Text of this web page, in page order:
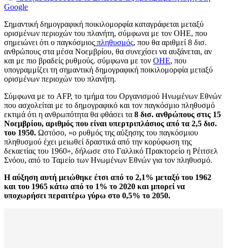
Google
Σημαντική δημογραφική ποικιλομορφία καταγράφεται μεταξύ
ορισμένων περιοχών του πλανήτη, σύμφωνα με τον ΟΗΕ, που
σημειώνει ότι ο παγκόσμιος πληθυσμός, που θα αριθμεί 8 δισ.
ανθρώπους στα μέσα Νοεμβρίου, θα συνεχίσει να αυξάνεται, αν
και με πιο βραδείς ρυθμούς. σύμφωνα με τον ΟΗΕ, που
υπογραμμίζει τη σημαντική δημογραφική ποικιλομορφία μεταξύ
ορισμένων περιοχών του πλανήτη.
Σύμφωνα με το AFP, το τμήμα του Οργανισμού Ηνωμένων Εθνών
που ασχολείται με το δημογραφικό και τον παγκόσμιο πληθυσμό
εκτιμά ότι η ανθρωπότητα θα φθάσει τα 8 δισ. ανθρώπους στις 15
Νοεμβρίου, αριθμός που είναι υπερτριπλάσιος από τα 2,5 δισ.
του 1950. Ωστόσο, «ο ρυθμός της αύξησης του παγκόσμιου
πληθυσμού έχει μειωθεί δραστικά από την κορύφωση της
δεκαετίας του 1960», δήλωσε στο Γαλλικό Πρακτορείο η Ρέιτσελ
Σνόου, από το Ταμείο των Ηνωμένων Εθνών για τον πληθυσμό.
Η αύξηση αυτή μειώθηκε έτσι από το 2,1% μεταξύ του 1962
και του 1965 κάτω από το 1% το 2020 και μπορεί να
υποχωρήσει περαιτέρω γύρω στο 0,5% το 2050.